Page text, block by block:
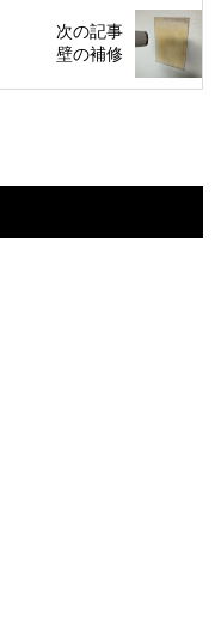
次の記事
壁の補修